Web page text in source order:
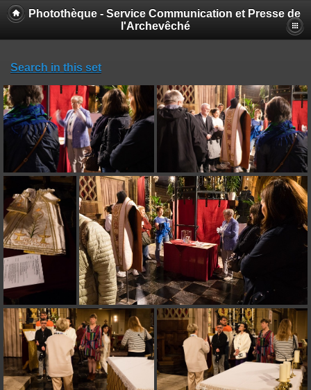
Photothèque - Service Communication et Presse de
l'Archevêché
Search in this set